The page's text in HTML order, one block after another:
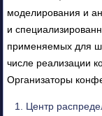
моделирования и
и
применяемых для
числе реализации
Организаторы
Центр